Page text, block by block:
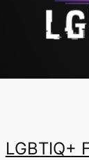
LGBTIQ+